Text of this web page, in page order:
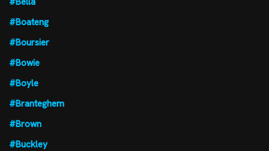
#Boateng
#Boursier
#Bowie
#Boyle
#Branteghem
#Brown
#Buckley